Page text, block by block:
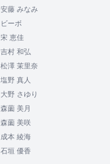
安藤 みなみ
ビーボ
宋 恵佳
吉村 和弘
松澤 茉里奈
塩野 真人
大野 さゆり
森薗 美月
森薗 美咲
成本 綾海
石垣 優香